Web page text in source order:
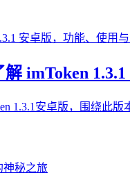
imToken
1.3.1安卓版，围绕此